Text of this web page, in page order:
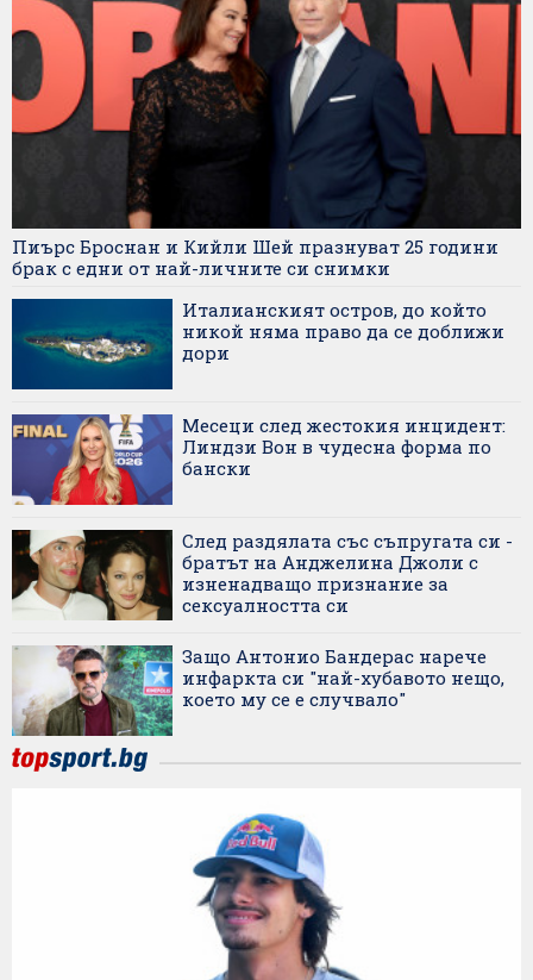
Пиърс Броснан и Кийли Шей празнуват 25 години
брак с едни от най-личните си снимки
Италианският остров, до който
никой няма право да се доближи
дори
Месеци след жестокия инцидент:
Линдзи Вон в чудесна форма по
бански
След раздялата със съпругата си -
братът на Анджелина Джоли с
изненадващо признание за
сексуалността си
Защо Антонио Бандерас нарече
инфаркта си "най-хубавото нещо,
което му се е случвало"